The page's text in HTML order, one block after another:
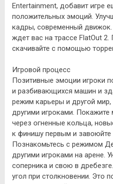
Entertainment, добавит игре
положительных эмоций.
кадры, современный движок.
ждет вас на трассе FlatOut 2.
скачивайте с помощью
Игровой процесс
Позитивные эмоции игроки
и разбивающихся машин и
режим карьеры и другой
другими игроками.
через огненные кольца,
к финишу первым и завоюйте
Познакомьтесь с режимом
другими игроками на арене.
соперника и свою в
угол при столкновении. Это